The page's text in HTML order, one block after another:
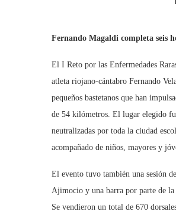
Fernando Magaldi completa seis
El I Reto por las Enfermedades
atleta riojano-cántabro Fernando
pequeños bastetanos que han
de 54 kilómetros. El lugar elegido
neutralizadas por toda la ciudad
acompañado de niños, mayores y
El evento tuvo también una sesión
Ajimocio y una barra por parte de la
Se vendieron un total de 670